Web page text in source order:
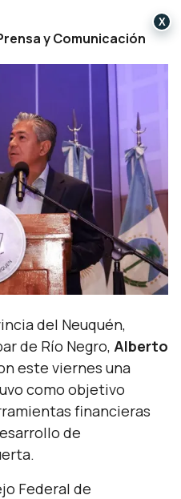
y Comunicación
del Neuquén,
de Río Negro, Alberto
este viernes una
como objetivo
financieras
de
Federal de
X